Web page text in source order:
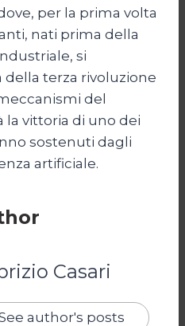
per la prima volta
nati prima della
si
della terza rivoluzione
del
vittoria di uno dei
sostenuti dagli
artificiale.
Casari
author's posts